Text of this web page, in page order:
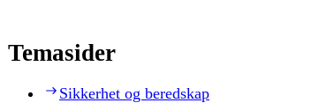
Temasider
Sikkerhet og beredskap